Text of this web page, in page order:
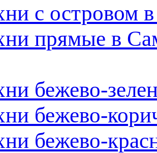
с островом
прямые в
бежево-
бежево-
бежево-